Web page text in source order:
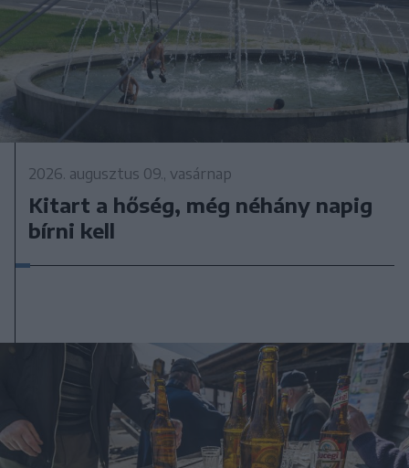
2026. augusztus 09., vasárnap
Kitart a hőség, még néhány napig
bírni kell